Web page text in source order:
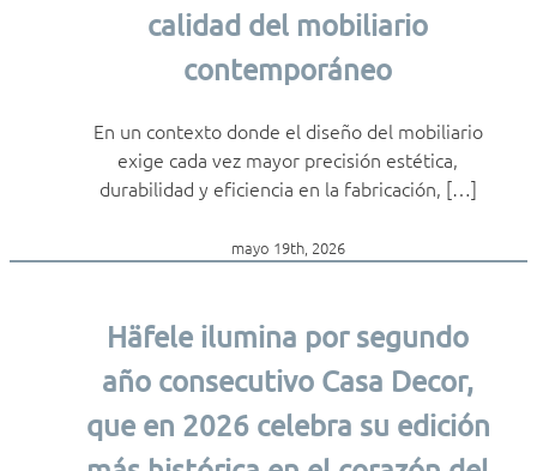
calidad del mobiliario
contemporáneo
En un contexto donde el diseño del mobiliario
exige cada vez mayor precisión estética,
durabilidad y eficiencia en la fabricación, […]
mayo 19th, 2026
Häfele ilumina por segundo
año consecutivo Casa Decor,
que en 2026 celebra su edición